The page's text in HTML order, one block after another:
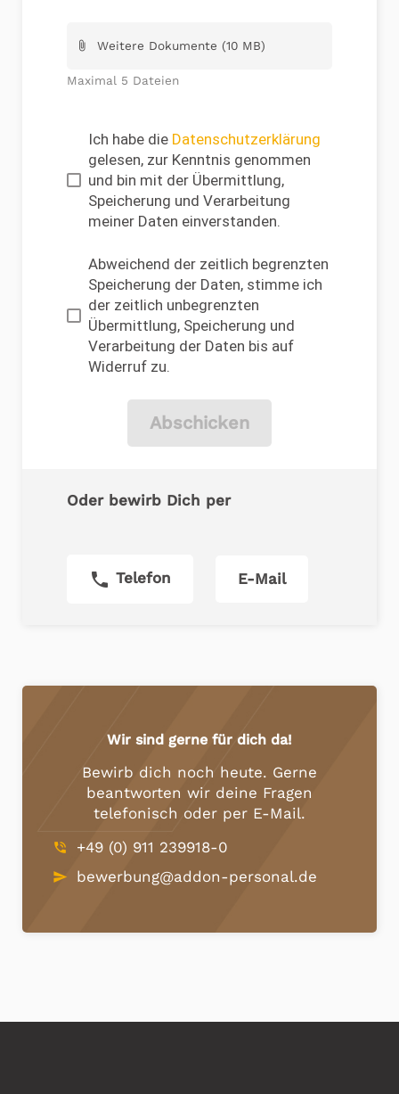
attach_file Weitere Dokumente (10 MB)
Maximal 5 Dateien
Ich habe die Datenschutzerklärung
gelesen, zur Kenntnis genommen
und bin mit der Übermittlung,
Speicherung und Verarbeitung
meiner Daten einverstanden.
Abweichend der zeitlich begrenzten
Speicherung der Daten, stimme ich
der zeitlich unbegrenzten
Übermittlung, Speicherung und
Verarbeitung der Daten bis auf
Widerruf zu.
Abschicken
Oder bewirb Dich per
phone Telefon E-Mail
Wir sind gerne für dich da!
Bewirb dich noch heute. Gerne
beantworten wir deine Fragen
telefonisch oder per E-Mail.
phone_in_talk +49 (0) 911 239918-0
send bewerbung@addon-personal.de